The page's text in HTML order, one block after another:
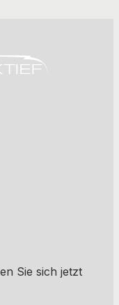
Sie sich jetzt